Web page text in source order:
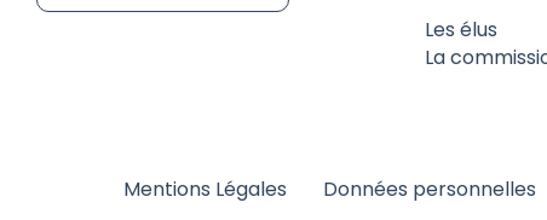
Les élus
La
Mentions Légales Données personnelles